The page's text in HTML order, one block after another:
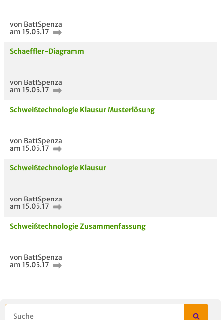
von BattSpenza
am 15.05.17
Schaeffler-Diagramm
von BattSpenza
am 15.05.17
Schweißtechnologie Klausur Musterlösung
von BattSpenza
am 15.05.17
Schweißtechnologie Klausur
von BattSpenza
am 15.05.17
Schweißtechnologie Zusammenfassung
von BattSpenza
am 15.05.17